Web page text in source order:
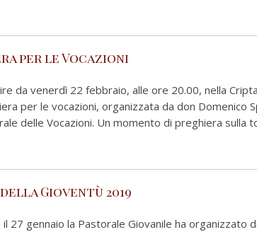
per le Vocazioni
da venerdì 22 febbraio, alle ore 20.00, nella
per le vocazioni, organizzata da don Domenico
delle Vocazioni. Un momento di preghiera sulla
Gioventù 2019
il 27 gennaio la Pastorale Giovanile ha